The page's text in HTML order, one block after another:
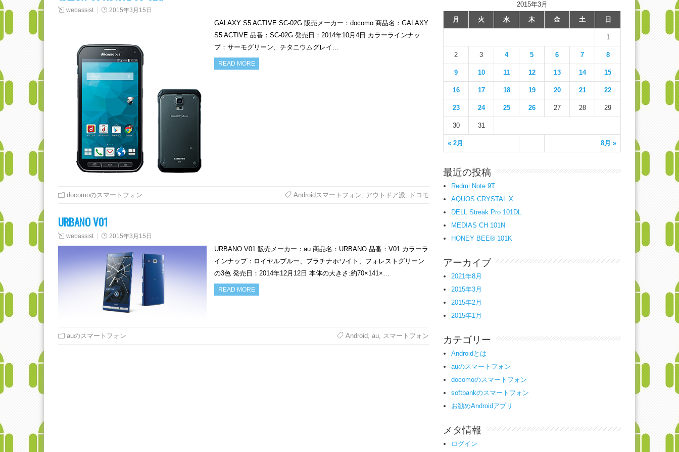
webassist 2015年3月15日
GALAXY S5 ACTIVE SC-02G 販売メーカー：docomo 商品名：GALAXY
S5 ACTIVE 品番：SC-02G 発売日：2014年10月4日 カラーラインナッ
プ：サーモグリーン、チタニウムグレイ…
READ MORE
docomoのスマートフォン Androidスマートフォン アウトドア派 ドコモ
URBANO V01
webassist 2015年3月15日
URBANO V01 販売メーカー：au 商品名：URBANO 品番：V01 カラーラ
インナップ：ロイヤルブルー、プラチナホワイト、フォレストグリーン
の3色 発売日：2014年12月12日 本体の大きさ:約70×141×…
READ MORE
auのスマートフォン Android au, スマートフォン
2015年3月
月
火 水 木 金 土 日
« 2月 8月 »
1
2 3 4 5 6 7 8
9 10 11 12 13 14 15
16 17 18 19 20 21 22
23 24 25 26 27 28 29
30 31
最近の投稿
Redmi Note 9T
AQUOS CRYSTAL X
DELL Streak Pro 101DL
MEDIAS CH 101N
HONEY BEE® 101K
アーカイブ
2021年8月
2015年3月
2015年2月
2015年1月
カテゴリー
Androidとは
auのスマートフォン
docomoのスマートフォン
softbankのスマートフォン
お勧めAndroidアプリ
メタ情報
ログイン